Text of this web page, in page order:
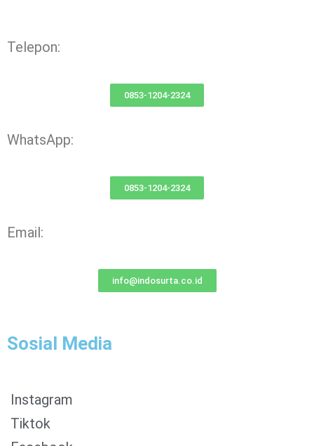
Telepon:
0853-1204-2324
WhatsApp:
0853-1204-2324
Email:
info@indosurta.co.id
Sosial Media
Instagram
Tiktok